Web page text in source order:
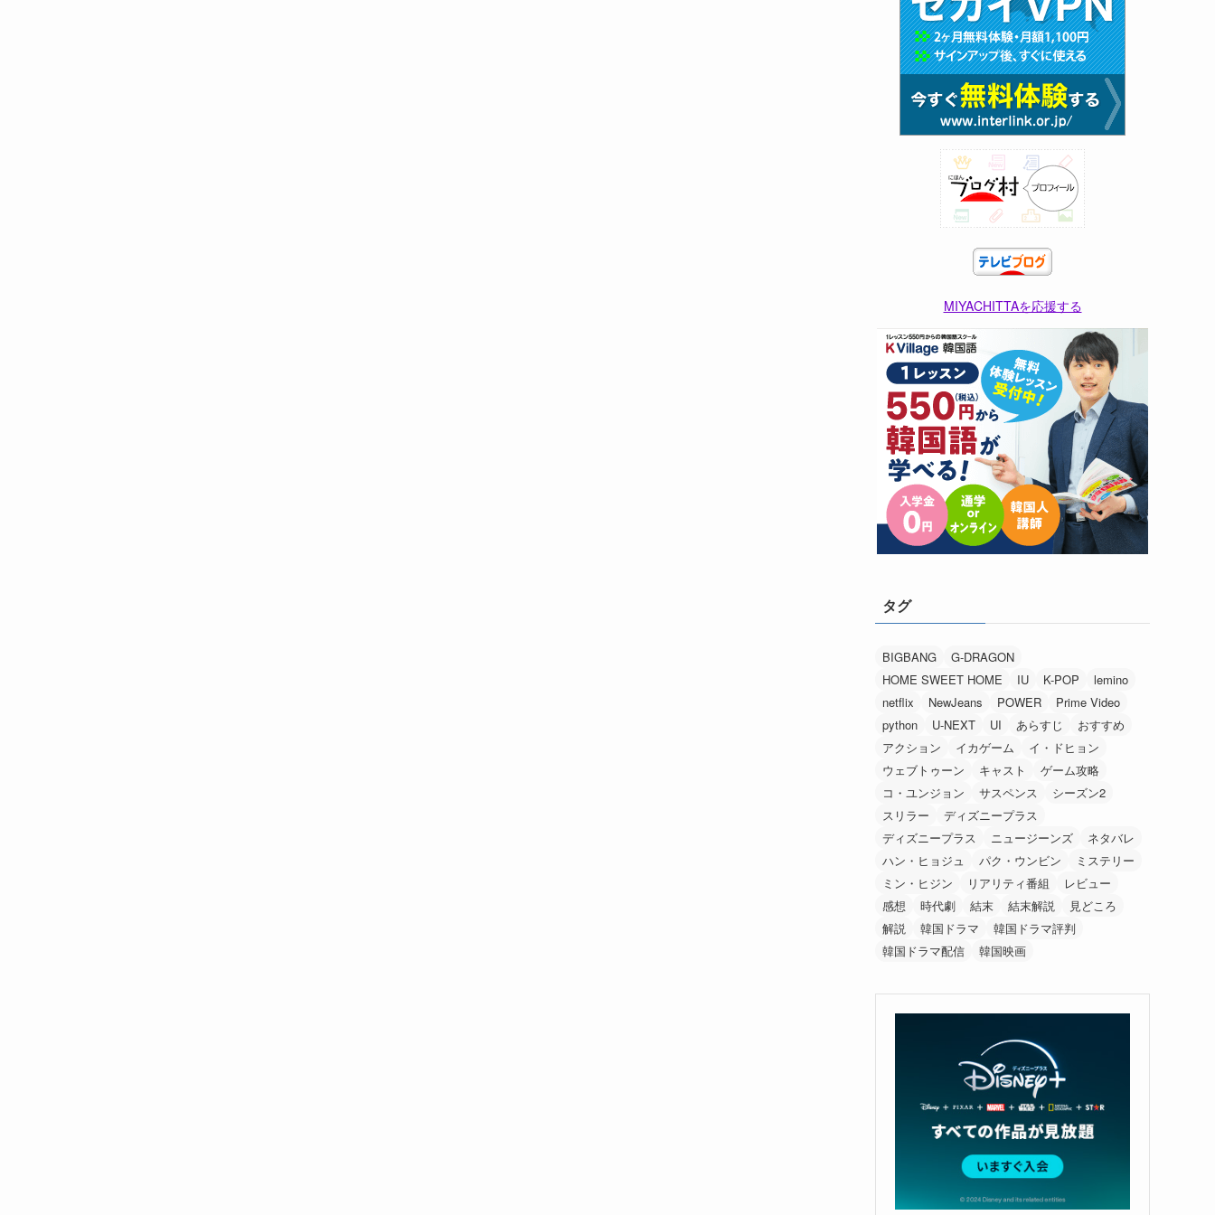
MIYACHITTAを応援する
タグ
BIGBANG
G-DRAGON
HOME SWEET HOME
IU K-POP
lemino
netflix
NewJeans POWER
Prime Video
python
U-NEXT UI あらすじ
おすすめ
アクション
イカゲーム
イ・ドヒョン
ウェブトゥーン
キャスト
ゲーム攻略
コ・ユンジョン
サスペンス
シーズン2
スリラー
ディズニープラス
ディズニープラス
ニュージーンズ
ネタバレ
ハン・ヒョジュ
パク・ウンビン
ミステリー
ミン・ヒジン
リアリティ番組
レビュー
感想
時代劇 結末 結末解説
見どころ
解説
韓国ドラマ
韓国ドラマ評判
韓国ドラマ配信
韓国映画